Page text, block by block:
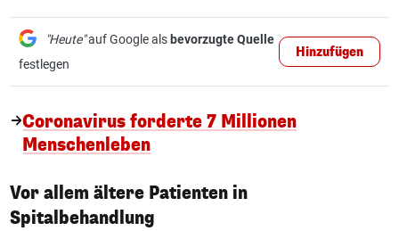
"Heute"auf Google als bevorzugte Quelle
festlegen
Hinzufügen
Coronavirus forderte 7 Millionen
Menschenleben
Vor allem ältere Patienten in
Spitalbehandlung